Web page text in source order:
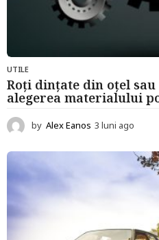
UTILE
Roți dințate din oțel
alegerea materialului
by Alex Eanos 3 luni ago
u
n